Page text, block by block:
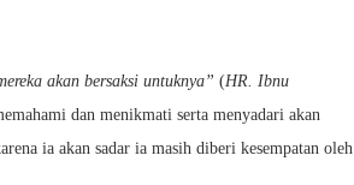
akan bersaksi untuknya” (HR. Ibnu
dan menikmati serta menyadari akan
ia akan sadar ia masih diberi kesempatan oleh